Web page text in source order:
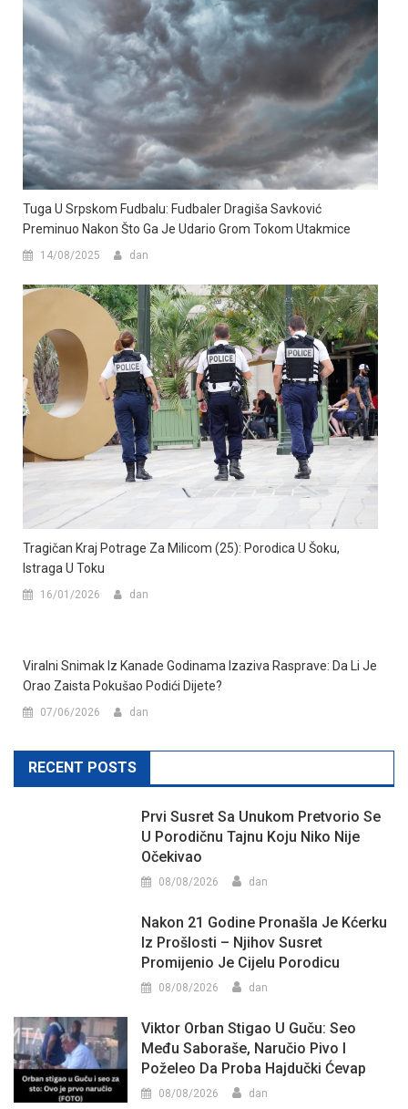
Tuga U Srpskom Fudbalu: Fudbaler Dragiša Savković
Preminuo Nakon Što Ga Je Udario Grom Tokom Utakmice
14/08/2025 dan
Tragičan Kraj Potrage Za Milicom (25): Porodica U Šoku,
Istraga U Toku
16/01/2026 dan
Viralni Snimak Iz Kanade Godinama Izaziva Rasprave: Da Li Je
Orao Zaista Pokušao Podići Dijete?
07/06/2026 dan
RECENT POSTS
Prvi Susret Sa Unukom Pretvorio Se
U Porodičnu Tajnu Koju Niko Nije
Očekivao
08/08/2026 dan
Nakon 21 Godine Pronašla Je Kćerku
Iz Prošlosti – Njihov Susret
Promijenio Je Cijelu Porodicu
08/08/2026 dan
Viktor Orban Stigao U Guču: Seo
Među Saboraše, Naručio Pivo I
Poželeo Da Proba Hajdučki Ćevap
08/08/2026 dan